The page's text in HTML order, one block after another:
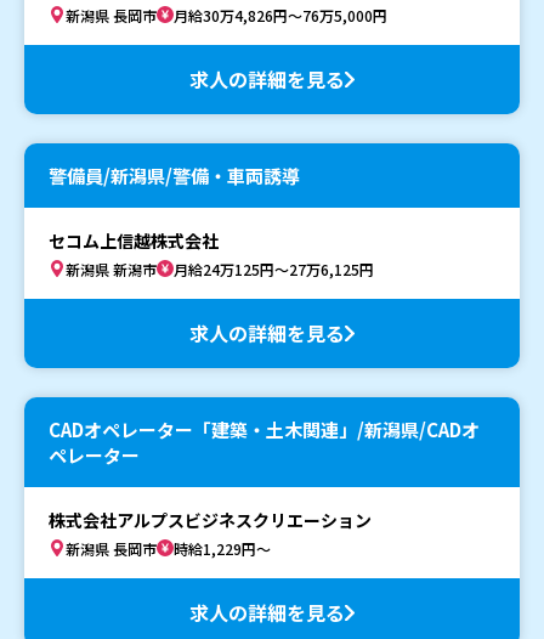
新潟県 長岡市 月給30万4,826円～76万5,000円
求人の詳細を見る
警備員/新潟県/警備・車両誘導
セコム上信越株式会社
新潟県 新潟市 月給24万125円～27万6,125円
求人の詳細を見る
CADオペレーター「建築・土木関連」/新潟県/CADオ
ペレーター
株式会社アルプスビジネスクリエーション
新潟県 長岡市 時給1,229円～
求人の詳細を見る